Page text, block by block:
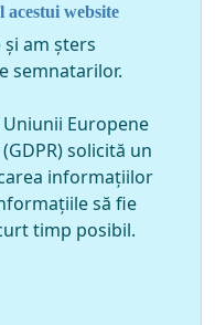
website
am șters
semnatarilor.
Europene
solicită un
informațiilor
să fie
timp posibil.